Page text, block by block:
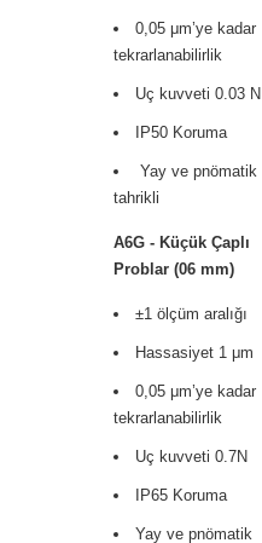
0,05 μm’ye kadar
tekrarlanabilirlik
Uç kuvveti 0.03 N
IP50 Koruma
Yay ve pnömatik
tahrikli
A6G - Küçük Çaplı
Problar (06 mm)
±1 ölçüm aralığı
Hassasiyet 1 μm
0,05 μm’ye kadar
tekrarlanabilirlik
Uç kuvveti 0.7N
IP65 Koruma
Yay ve pnömatik